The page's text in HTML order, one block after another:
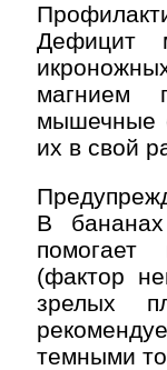
Дефицит
магнием
мышечные
их в свой
В
помогает
(фактор
зрелых
темными